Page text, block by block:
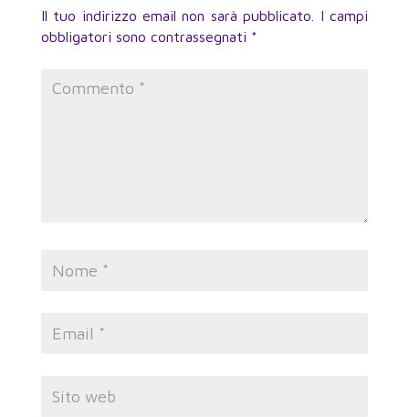
Il tuo indirizzo email non sarà pubblicato.
I campi
obbligatori sono contrassegnati *